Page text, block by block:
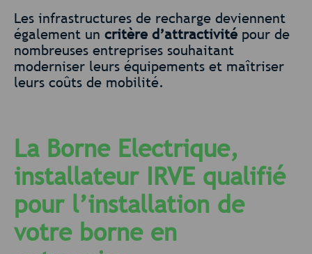
Les infrastructures de recharge deviennent
également un critère d’attractivité pour de
nombreuses entreprises souhaitant
moderniser leurs équipements et maîtriser
leurs coûts de mobilité.
La Borne Electrique,
installateur IRVE qualifié
pour l’installation de
votre borne en